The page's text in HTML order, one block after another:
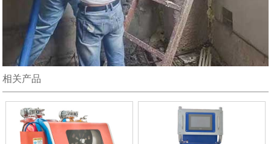
相关产品